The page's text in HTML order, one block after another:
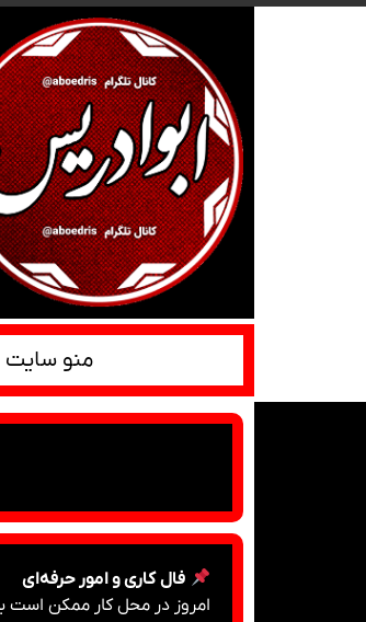
منو سایت
فال کاری و امور حرفه‌ای
امروز در محل کار ممکن است